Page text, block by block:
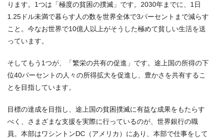
ります。1つは「極度の貧困の撲滅」です。2030年までに、1日
1.25ドル未満で暮らす人の数を世界全体で3パーセントまで減らす
こと。今なお世界で10億人以上がそうした極めて貧しい生活を送
っています。
そしてもう1つが、「繁栄の共有の促進」です。途上国の所得の下
位40パーセントの人々の所得拡大を促進し、豊かさを共有するこ
とを目指しています。
目標の達成を目指し、途上国の貧困撲滅に有益な成果をもたらす
べく、さまざまな支援を実際に行っているのが、世界銀行の職
員。本部はワシントンDC（アメリカ）にあり、本部で仕事をして